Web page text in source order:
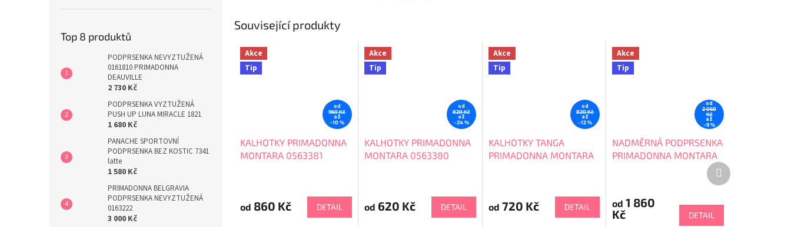
Top 8 produktů
PODPRSENKA NEVYZTUŽENÁ
0161810 PRIMADONNA
DEAUVILLE
2 730 Kč
PODPRSENKA VYZTUŽENÁ
PUSH UP LUNA MIRACLE 1821
1 680 Kč
PANACHE SPORTOVNÍ
PODPRSENKA BEZ KOSTIC 7341
latte
1 580 Kč
PRIMADONNA BELGRAVIA
PODPRSENKA NEVYZTUŽENÁ
0163222
3 000 Kč
Související produkty
Akce
Tip
od
960 Kč
až
–10 %
KALHOTKY PRIMADONNA
MONTARA 0563381
od 860 Kč DETAIL
Akce
Tip
od
820 Kč
až
–24 %
KALHOTKY PRIMADONNA
MONTARA 0563380
od 620 Kč DETAIL
Akce
Tip
od
820 Kč
až
–12 %
KALHOTKY TANGA
PRIMADONNA MONTARA
od 720 Kč DETAIL
Akce
Tip
od
2 060
Kč
až
–9 %
NADMĚRNÁ PODPRSENKA
PRIMADONNA MONTARA
od 1 860
Kč
DETAIL
Další
produkt